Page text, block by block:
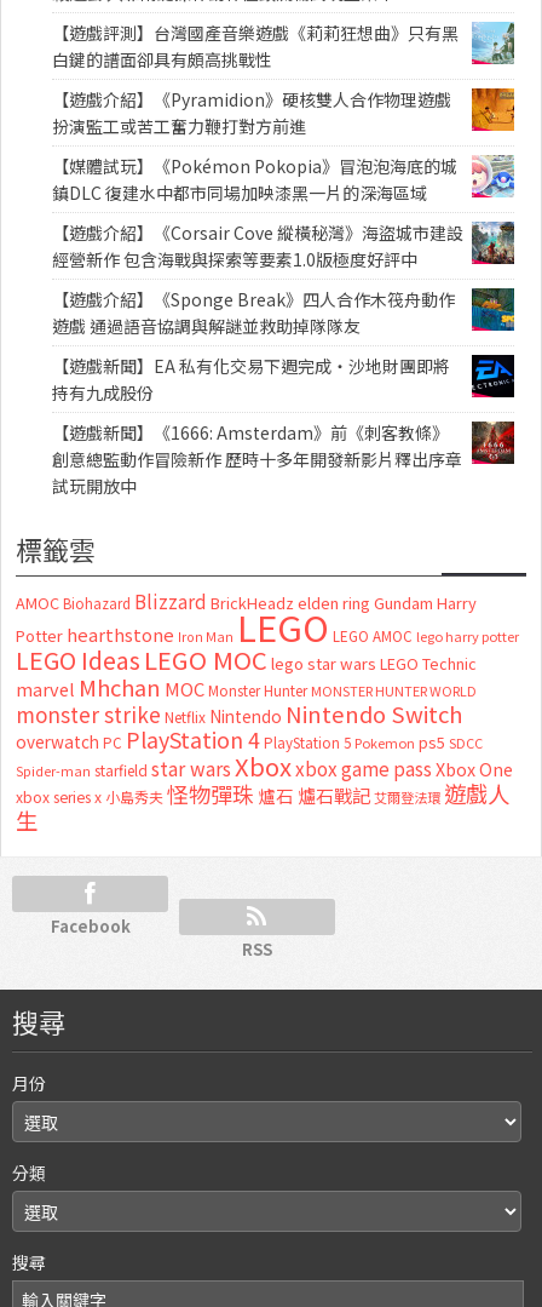
【遊戲評測】台灣國產音樂遊戲《莉莉狂想曲》只有黑
白鍵的譜面卻具有頗高挑戰性
【遊戲介紹】《Pyramidion》硬核雙人合作物理遊戲
扮演監工或苦工奮力鞭打對方前進
【媒體試玩】《Pokémon Pokopia》冒泡泡海底的城
鎮DLC 復建水中都市同場加映漆黑一片的深海區域
【遊戲介紹】《Corsair Cove 縱橫秘灣》海盜城市建設
經營新作 包含海戰與探索等要素1.0版極度好評中
【遊戲介紹】《Sponge Break》四人合作木筏舟動作
遊戲 通過語音協調與解謎並救助掉隊隊友
【遊戲新聞】EA 私有化交易下週完成・沙地財團即將
持有九成股份
【遊戲新聞】《1666: Amsterdam》前《刺客教條》
創意總監動作冒險新作 歷時十多年開發新影片釋出序章
試玩開放中
標籤雲
AMOC Biohazard Blizzard BrickHeadz elden ring Gundam Harry
Potter hearthstone Iron Man LEGO LEGO AMOC lego harry potter
LEGO Ideas LEGO MOC lego star wars LEGO Technic
marvel Mhchan MOC Monster Hunter MONSTER HUNTER WORLD
monster strike Netflix Nintendo Nintendo Switch
overwatch PC PlayStation 4 PlayStation 5 Pokemon ps5 SDCC
Spider-man starfield star warsXboxxbox game passXbox One
xbox series x 小島秀夫怪物彈珠 爐石 爐石戰記艾爾登法環 遊戲人
生
Facebook
RSS
搜尋
月份
分類
搜尋